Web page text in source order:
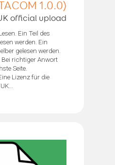
1.0.0)
official upload
Ein Teil des
werden. Ein
gelesen werden.
richtiger Anwort
Seite.
Lizenz für die